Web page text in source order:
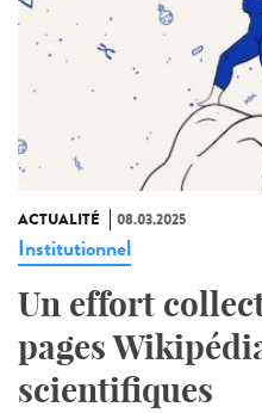
ACTUALITÉ 08.03.2025
Institutionnel
Un effort
pages
scientifiques